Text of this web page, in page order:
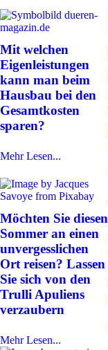
Mit welchen
Eigenleistungen
kann man beim
Hausbau bei den
Gesamtkosten
sparen?
Mehr Lesen...
Möchten Sie diesen
Sommer an einen
unvergesslichen
Ort reisen? Lassen
Sie sich von den
Trulli Apuliens
verzaubern
Mehr Lesen...